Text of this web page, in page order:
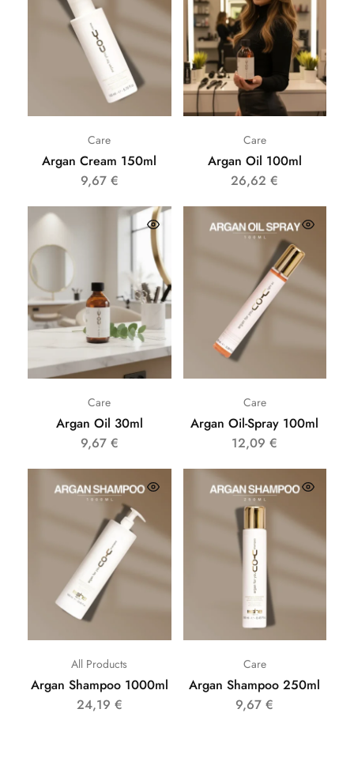
Care
Argan Cream 150ml
9,67 €
Care
Argan Oil 100ml
26,62€
Care
Argan Oil 30ml
9,67 €
Care
Argan Oil-Spray 100ml
12,09€
All Products
Argan Shampoo 1000ml
24,19 €
Care
Argan Shampoo 250ml
9,67€